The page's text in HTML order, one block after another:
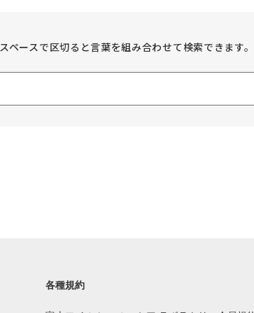
スペースで区切ると言葉を組み合わせて検索できます。
各種規約